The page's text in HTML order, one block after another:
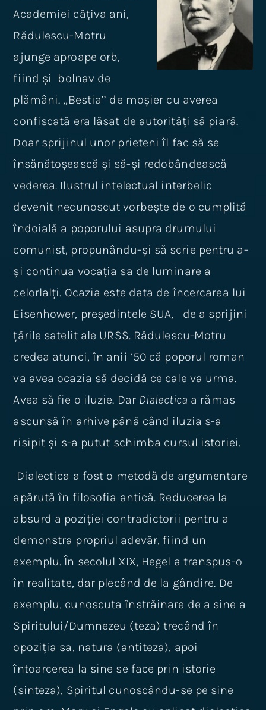
Academiei câțiva ani,
Rădulescu-Motru
ajunge aproape orb,
fiind și bolnav de
plămâni. ‚‚Bestia’’ de moșier cu averea
confiscată era lăsat de autorități să piară.
Doar sprijinul unor prieteni îl fac să se
însănătoșească și să-și redobândească
vederea. Ilustrul intelectual interbelic
devenit necunoscut vorbește de o cumplită
îndoială a poporului asupra drumului
comunist, propunându-și să scrie pentru a-
și continua vocația sa de luminare a
celorlalți. Ocazia este data de încercarea lui
Eisenhower, președintele SUA, de a sprijini
țările satelit ale URSS. Rădulescu-Motru
credea atunci, în anii ’50 că poporul roman
va avea ocazia să decidă ce cale va urma.
Avea să fie o iluzie. Dar Dialectica a rămas
ascunsă în arhive până când iluzia s-a
risipit și s-a putut schimba cursul istoriei.
Dialectica a fost o metodă de argumentare
apărută în filosofia antică. Reducerea la
absurd a poziției contradictorii pentru a
demonstra propriul adevăr, fiind un
exemplu. În secolul XIX, Hegel a transpus-o
în realitate, dar plecând de la gândire. De
exemplu, cunoscuta înstrăinare de a sine a
Spiritului/Dumnezeu (teza) trecând în
opoziția sa, natura (antiteza), apoi
întoarcerea la sine se face prin istorie
(sinteza), Spiritul cunoscându-se pe sine